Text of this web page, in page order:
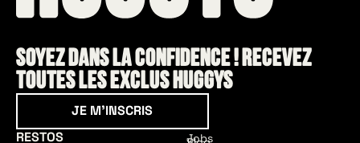
Soyez dans la confidence ! Recevez
toutes les exclus HUGGYS
JE M'INSCRIS
RESTOS
Jobs